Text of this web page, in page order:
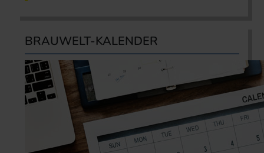
BRAUWELT-KALENDER